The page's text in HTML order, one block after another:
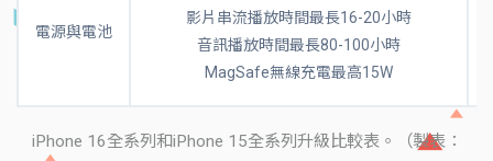
電源與電池
影片串流播放時間最長16-20小時
音訊播放時間最長80-100小時
MagSafe無線充電最高15W
iPhone 16全系列和iPhone 15全系列升級比較表。（製表：